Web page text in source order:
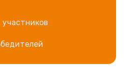
участников